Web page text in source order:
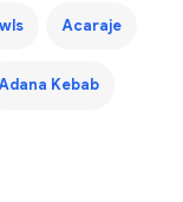
Acaraje
Kebab